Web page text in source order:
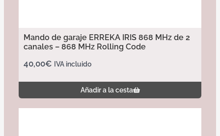
Mando de garaje ERREKA IRIS 868 MHz de 2
canales – 868 MHz Rolling Code
40,00€ IVA incluido
Añadir a la cesta